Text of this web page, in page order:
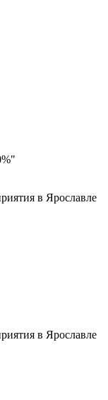
в Ярославле
в Ярославле